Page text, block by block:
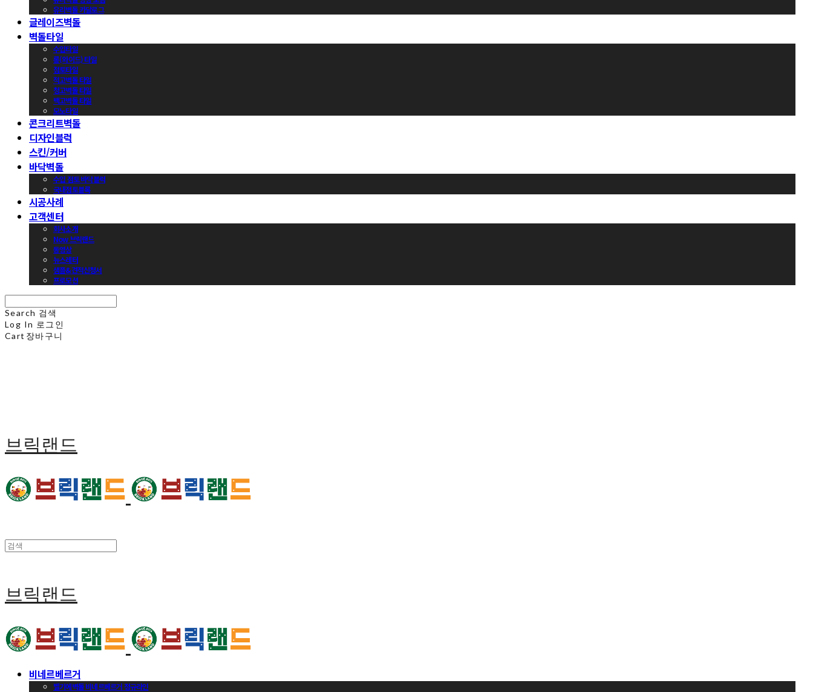
유리벽돌 카달로그
글레이즈벽돌
벽돌타일
수입타일
롱(와이드) 타일
점토타일
적고벽돌 타일
청고벽돌 타일
백고벽돌 타일
모노타일
콘크리트벽돌
디자인블럭
스킨/커버
바닥벽돌
수입 점토 바닥블럭
국내점토블록
시공사례
고객센터
회사소개
Now 브릭랜드
동영상
뉴스레터
샘플&견적신청서
프로모션
Search 검색
Log In 로그인
Cart 장바구니
브릭랜드
브릭랜드
비네르베르거
벨기에벽돌 비네르베르거 정규라인